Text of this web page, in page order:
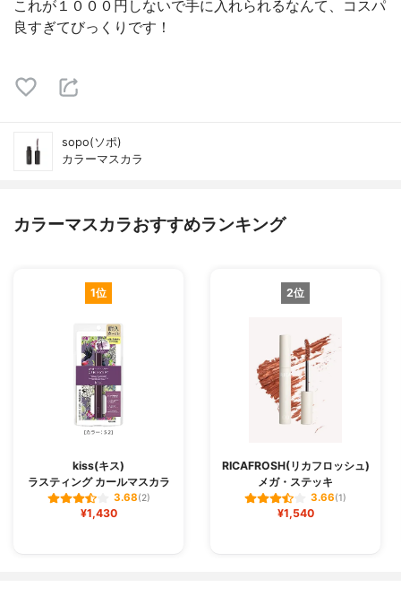
これが１０００円しないで手に入れられるなんて、コスパ
良すぎてびっくりです！
sopo(ソポ)
カラーマスカラ
カラーマスカラおすすめランキング
1位
kiss(キス)
ラスティング カールマスカラ
3.68(2)
¥1,430
2位
RICAFROSH(リカフロッシュ)
メガ・ステッキ
3.66(1)
¥1,540